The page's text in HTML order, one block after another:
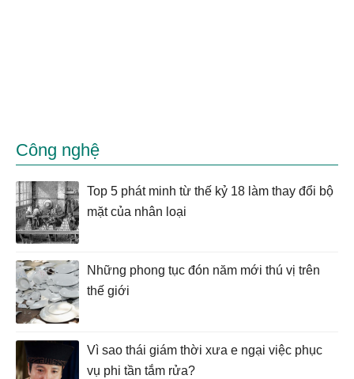
Công nghệ
Top 5 phát minh từ thế kỷ 18 làm thay đổi bộ
mặt của nhân loại
Những phong tục đón năm mới thú vị trên
thế giới
Vì sao thái giám thời xưa e ngại việc phục
vụ phi tần tắm rửa?